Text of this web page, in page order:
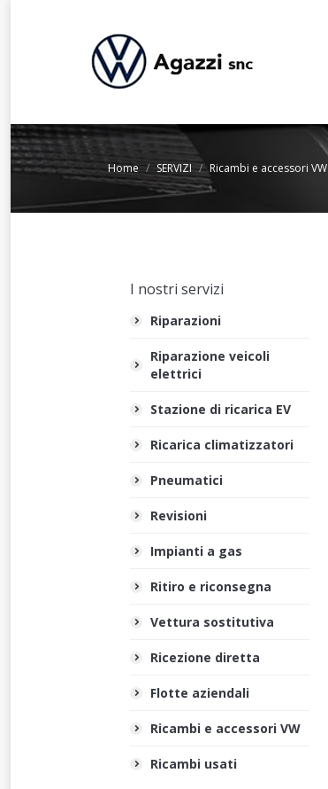
You are here:
Home SERVIZI Ricambi e accessori VW
I nostri servizi
Riparazioni
Riparazione veicoli
elettrici
Stazione di ricarica EV
Ricarica climatizzatori
Pneumatici
Revisioni
Impianti a gas
Ritiro e riconsegna
Vettura sostitutiva
Ricezione diretta
Flotte aziendali
Ricambi e accessori VW
Ricambi usati